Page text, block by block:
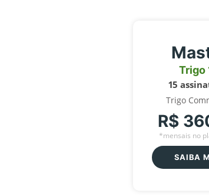
Trigo
15
Trigo
R$
*mensais no
SAIBA